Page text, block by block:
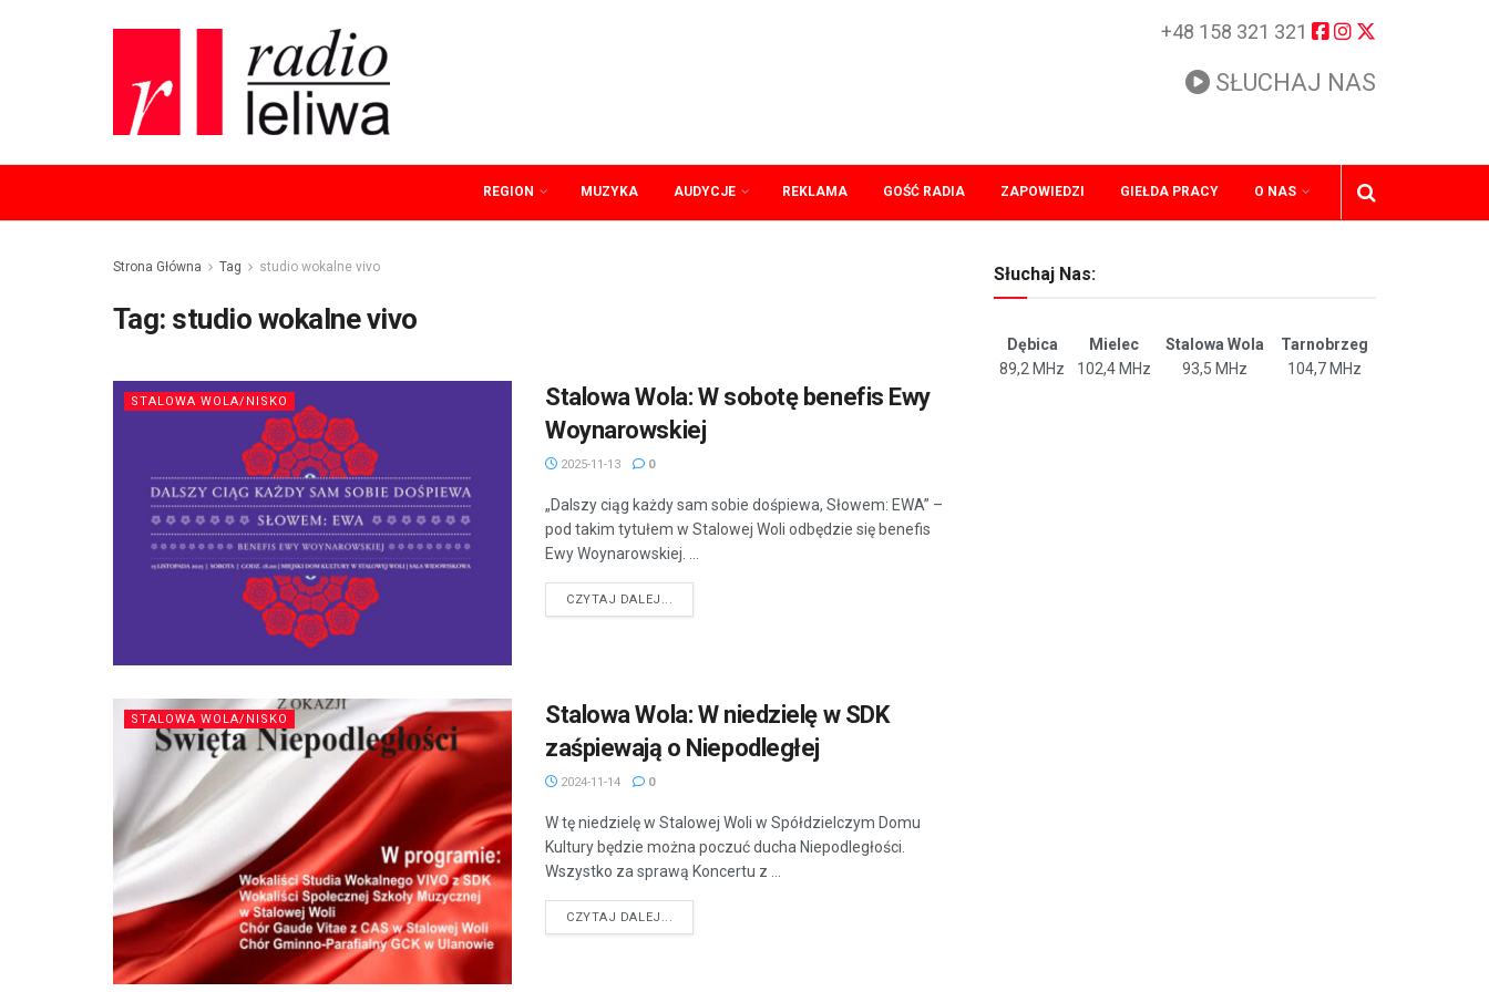
+48 158 321 321
SŁUCHAJ NAS
REGION MUZYKA AUDYCJE REKLAMA GOŚĆ RADIA ZAPOWIEDZI GIEŁDA PRACY O NAS
Strona Główna Tag studio wokalne vivo
Tag: studio wokalne vivo
STALOWA WOLA/NISKO
Stalowa Wola: W sobotę benefis Ewy
Woynarowskiej
2025-11-13 0
„Dalszy ciąg każdy sam sobie dośpiewa, Słowem: EWA” –
pod takim tytułem w Stalowej Woli odbędzie się benefis
Ewy Woynarowskiej. ...
CZYTAJ DALEJ...
STALOWA WOLA/NISKO
Stalowa Wola: W niedzielę w SDK
zaśpiewają o Niepodległej
2024-11-14 0
W tę niedzielę w Stalowej Woli w Spółdzielczym Domu
Kultury będzie można poczuć ducha Niepodległości.
Wszystko za sprawą Koncertu z ...
CZYTAJ DALEJ...
Słuchaj Nas:
Dębica Mielec Stalowa Wola
Tarnobrzeg
89,2 MHz
102,4 MHz 93,5 MHz 104,7 MHz